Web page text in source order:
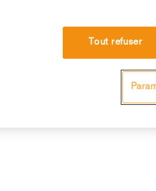
à la
actualité
Tout refuser